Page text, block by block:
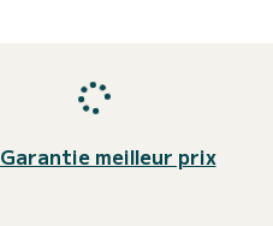
Garantie meilleur prix